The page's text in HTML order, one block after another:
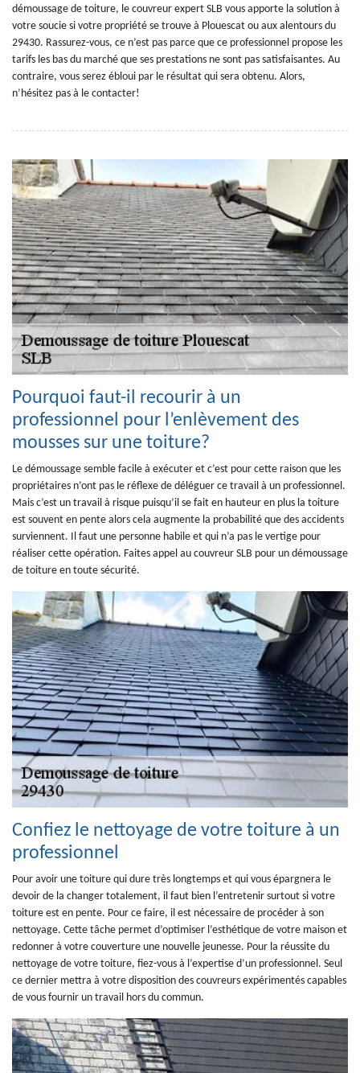
démoussage de toiture, le couvreur expert SLB vous apporte la solution à
votre soucie si votre propriété se trouve à Plouescat ou aux alentours du
29430. Rassurez-vous, ce n’est pas parce que ce professionnel propose les
tarifs les bas du marché que ses prestations ne sont pas satisfaisantes. Au
contraire, vous serez ébloui par le résultat qui sera obtenu. Alors,
n’hésitez pas à le contacter!
Pourquoi faut-il recourir à un
professionnel pour l’enlèvement des
mousses sur une toiture?
Le démoussage semble facile à exécuter et c’est pour cette raison que les
propriétaires n’ont pas le réflexe de déléguer ce travail à un professionnel.
Mais c’est un travail à risque puisqu’il se fait en hauteur en plus la toiture
est souvent en pente alors cela augmente la probabilité que des accidents
surviennent. Il faut une personne habile et qui n’a pas le vertige pour
réaliser cette opération. Faites appel au couvreur SLB pour un démoussage
de toiture en toute sécurité.
Confiez le nettoyage de votre toiture à un
professionnel
Pour avoir une toiture qui dure très longtemps et qui vous épargnera le
devoir de la changer totalement, il faut bien l’entretenir surtout si votre
toiture est en pente. Pour ce faire, il est nécessaire de procéder à son
nettoyage. Cette tâche permet d’optimiser l’esthétique de votre maison et
redonner à votre couverture une nouvelle jeunesse. Pour la réussite du
nettoyage de votre toiture, fiez-vous à l’expertise d’un professionnel. Seul
ce dernier mettra à votre disposition des couvreurs expérimentés capables
de vous fournir un travail hors du commun.